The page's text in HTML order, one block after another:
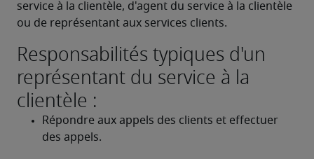
service à la clientèle, d'agent du service à la clientèle
ou de représentant aux services clients.
Responsabilités typiques d'un
représentant du service à la
clientèle :
Répondre aux appels des clients et effectuer
des appels.